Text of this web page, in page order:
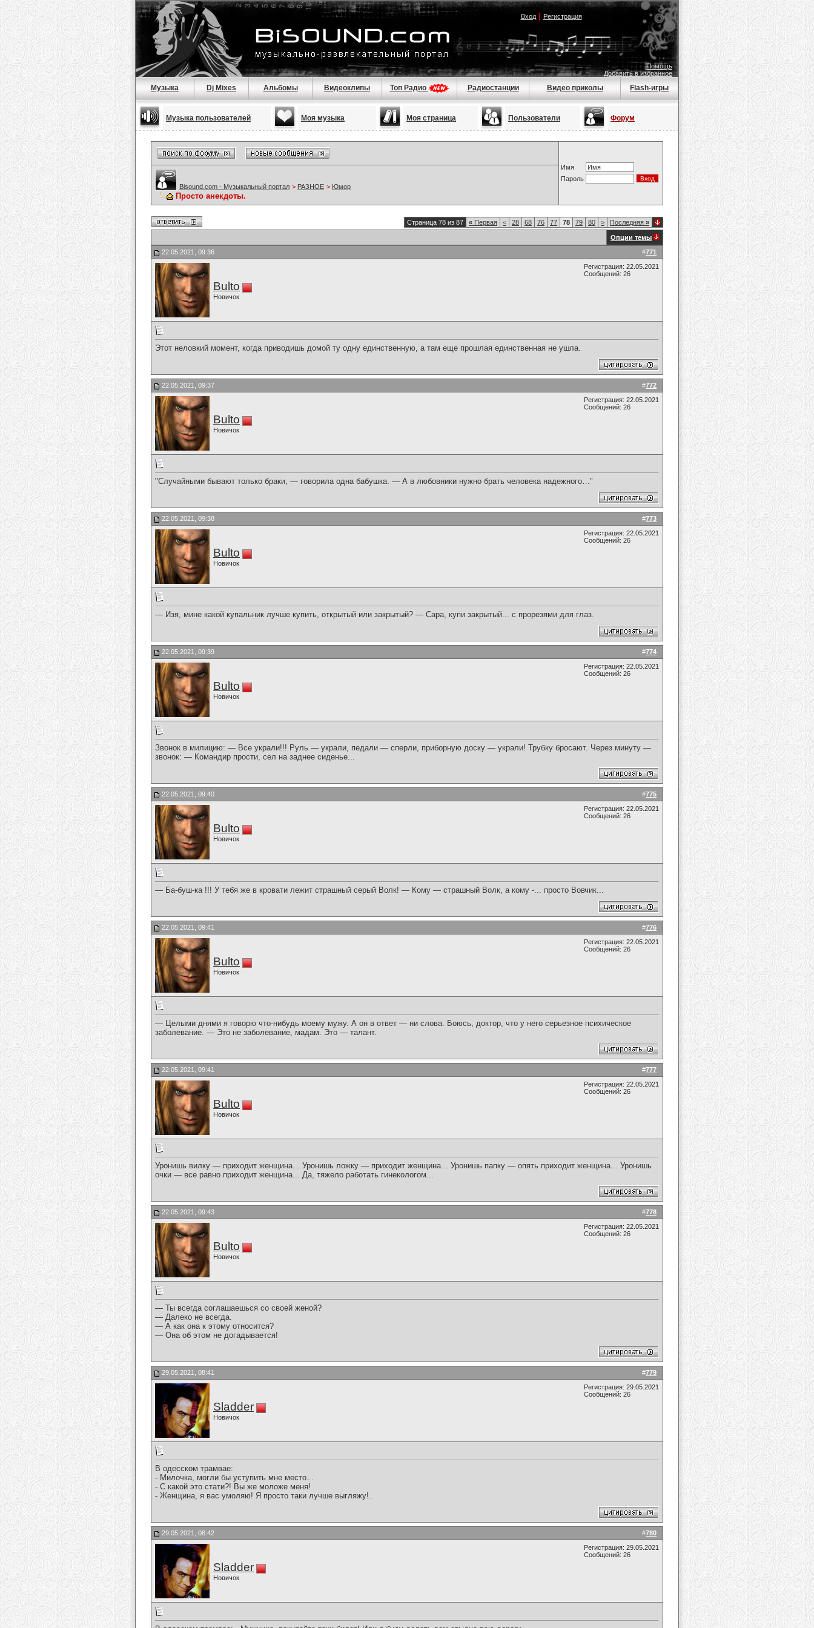
Вход| Регистрация
Помощь
Добавить в избранное
Музыка Dj Mixes Альбомы Видеоклипы Топ Радио Радиостанции Видео приколы Flash-игры
Музыка пользователей Моя музыка Моя страница Пользователи Форум
Имя
Пароль
Bisound.com - Музыкальный портал > РАЗНОЕ > Юмор
Просто анекдоты.
Страница 78 из 87 « Первая < 28 68 76 77 78 79 80 > Последняя »
Опции темы
#771
22.05.2021, 09:36
Bulto
Новичок
Регистрация: 22.05.2021
Сообщений: 26
Этот неловкий момент, когда приводишь домой ту одну единственную, а там еще прошлая единственная не ушла.
#772
22.05.2021, 09:37
Bulto
Новичок
Регистрация: 22.05.2021
Сообщений: 26
"Случайными бывают только браки, — говорила одна бабушка. — А в любовники нужно брать человека надежного…"
#773
22.05.2021, 09:38
Bulto
Новичок
Регистрация: 22.05.2021
Сообщений: 26
— Изя, мине какой купальник лучше купить, открытый или закрытый? — Сара, купи закрытый... с прорезями для глаз.
#774
22.05.2021, 09:39
Bulto
Новичок
Регистрация: 22.05.2021
Сообщений: 26
Звонок в милицию: — Все украли!!! Руль — украли, педали — сперли, приборную доску — украли! Трубку бросают. Через минуту —
звонок: — Командир прости, сел на заднее сиденье...
#775
22.05.2021, 09:40
Bulto
Новичок
Регистрация: 22.05.2021
Сообщений: 26
— Ба-буш-ка !!! У тебя же в кровати лежит страшный серый Волк! — Кому — страшный Волк, а кому -... просто Вовчик...
#776
22.05.2021, 09:41
Bulto
Новичок
Регистрация: 22.05.2021
Сообщений: 26
— Целыми днями я говорю что-нибудь моему мужу. А он в ответ — ни слова. Боюсь, доктор, что у него серьезное психическое
заболевание. — Это не заболевание, мадам. Это — талант.
#777
22.05.2021, 09:41
Bulto
Новичок
Регистрация: 22.05.2021
Сообщений: 26
Уронишь вилку — приходит женщина... Уронишь ложку — приходит женщина... Уронишь папку — опять приходит женщина... Уронишь
очки — все равно приходит женщина... Да, тяжело работать гинекологом...
#778
22.05.2021, 09:43
Bulto
Новичок
Регистрация: 22.05.2021
Сообщений: 26
— Ты всегда соглашаешься со своей женой?
— Далеко не всегда.
— А как она к этому относится?
— Она об этом не догадывается!
#779
29.05.2021, 08:41
Sladder
Новичок
Регистрация: 29.05.2021
Сообщений: 26
В одесском трамвае:
- Милочка, могли бы уступить мне место...
- С какой это стати?! Вы же моложе меня!
- Женщина, я вас умоляю! Я просто таки лучше выгляжу!..
#780
29.05.2021, 08:42
Sladder
Новичок
Регистрация: 29.05.2021
Сообщений: 26